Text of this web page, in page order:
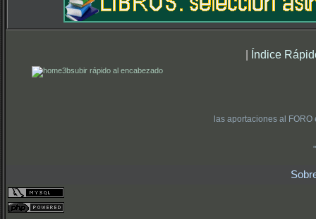
| Índice
subir rápido al encabezado
las aportaciones al